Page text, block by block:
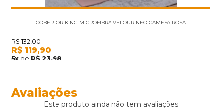
COBERTOR KING MICROFIBRA VELOUR NEO CAMESA ROSA
R$ 132,00
R$ 119,90
5x de R$23,98
Avaliações
Este produto ainda não tem avaliações